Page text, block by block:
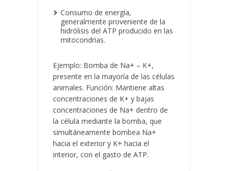
Consumo de energía,
generalmente proveniente de la
hidrólisis del ATP producido en las
mitocondrias.
Ejemplo: Bomba de Na+ – K+,
presente en la mayoría de las células
animales. Función: Mantiene altas
concentraciones de K+ y bajas
concentraciones de Na+ dentro de
la célula mediante la bomba, que
simultáneamente bombea Na+
hacia el exterior y K+ hacia el
interior, con el gasto de ATP.